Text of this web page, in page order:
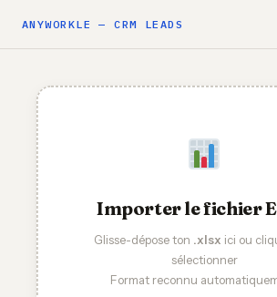
ANYWORKLE — CRM LEADS
Importer le fichier
Glisse-dépose ton .xlsx ici ou
sélectionner
Format reconnu